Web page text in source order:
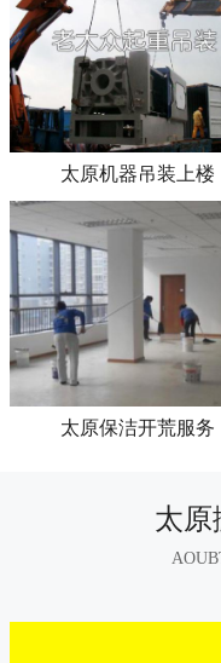
太原机器吊装上楼
太原保洁开荒服务
太原